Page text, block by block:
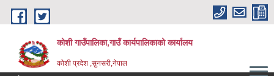
Skip to main content
कोशी गाउँपालिका,गाउँ कार्यपालिकाको कार्यालय
काेशी प्रदेश ,सुनसरी,नेपाल